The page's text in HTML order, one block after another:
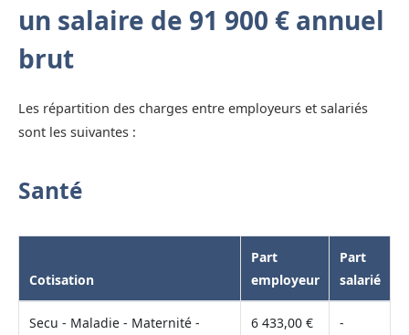
un salaire de 91 900 € annuel
brut
Les répartition des charges entre employeurs et salariés
sont les suivantes :
Santé
Cotisation
Part
employeur
Part
salarié
Secu - Maladie - Maternité -
6 433,00 € -